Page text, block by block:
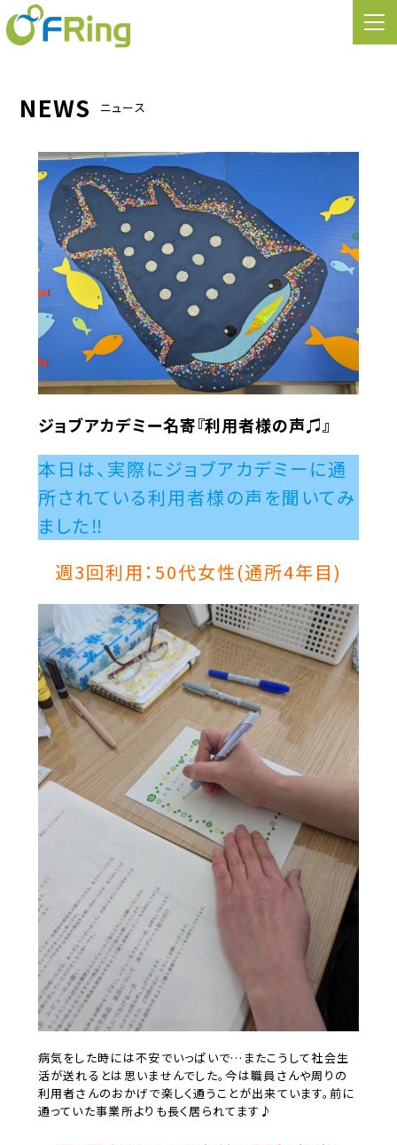
NEWS ニュース
ジョブアカデミー名寄『利用者様の声♫』
本日は、実際にジョブアカデミーに通
所されている利用者様の声を聞いてみ
ました‼
週3回利用：50代女性(通所4年目)
病気をした時には不安でいっぱいで…またこうして社会生
活が送れるとは思いませんでした。今は職員さんや周りの
利用者さんのおかげで楽しく通うことが出来ています。前に
通っていた事業所よりも長く居られてます♪